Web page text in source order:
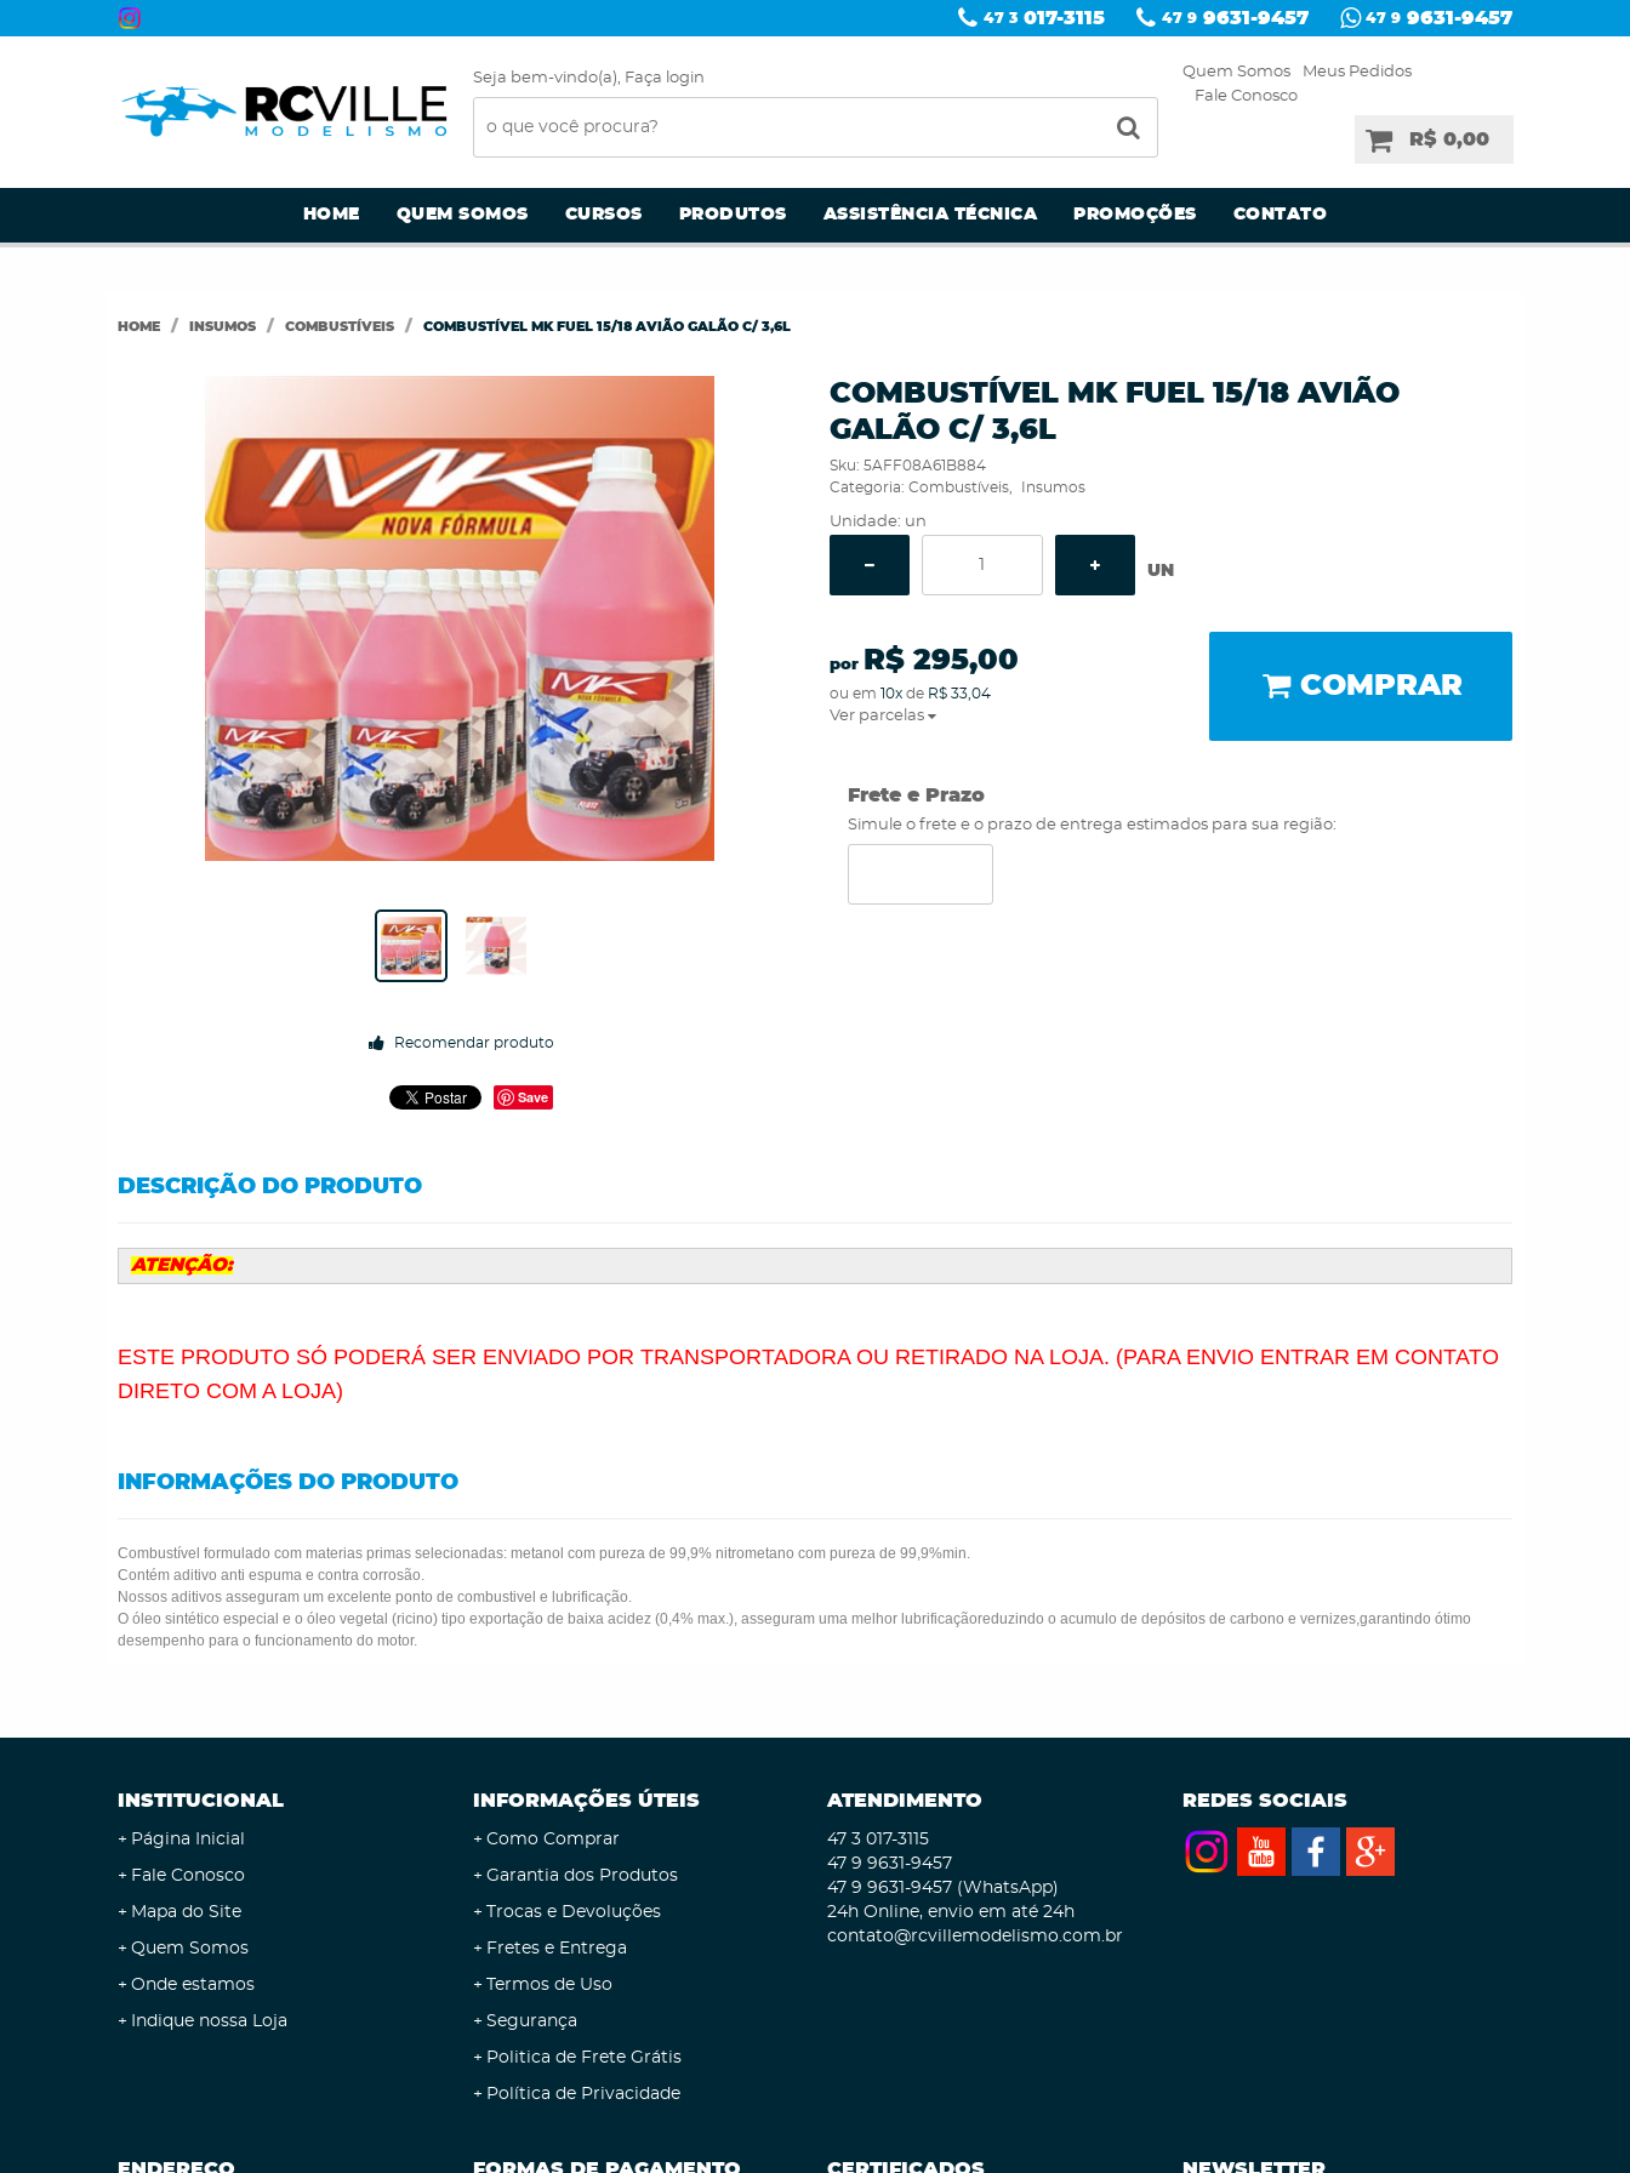
47 3 017-3115 47 9 9631-9457 47 9 9631-9457
Seja bem-vindo(a), Faça login Quem Somos
Meus Pedidos
Fale Conosco
R$ 0,00
HOME QUEM SOMOS CURSOS PRODUTOS ASSISTÊNCIA TÉCNICA PROMOÇÕES CONTATO
HOME INSUMOS COMBUSTÍVEIS COMBUSTÍVEL MK FUEL 15/18 AVIÃO GALÃO C/ 3,6L
Recomendar produto
Save
COMBUSTÍVEL MK FUEL 15/18 AVIÃO
GALÃO C/ 3,6L
Sku: 5AFF08A61B884
Categoria: Combustíveis Insumos
Unidade: un
UN
por R$ 295,00
ou em 10xde R$ 33,04
Ver parcelas
COMPRAR
Frete e Prazo
Simule o frete e o prazo de entrega estimados para sua região:
DESCRIÇÃO DO PRODUTO
ATENÇÃO:
ESTE PRODUTO SÓ PODERÁ SER ENVIADO POR TRANSPORTADORA OU RETIRADO NA LOJA. (PARA ENVIO ENTRAR EM CONTATO
DIRETO COM A LOJA)
INFORMAÇÕES DO PRODUTO
Combustível formulado com materias primas selecionadas: metanol com pureza de 99,9% nitrometano com pureza de 99,9%min.
Contém aditivo anti espuma e contra corrosão.
Nossos aditivos asseguram um excelente ponto de combustivel e lubrificação.
O óleo sintético especial e o óleo vegetal (ricino) tipo exportação de baixa acidez (0,4% max.), asseguram uma melhor lubrificaçãoreduzindo o acumulo de depósitos de carbono e vernizes,garantindo ótimo
desempenho para o funcionamento do motor.
INSTITUCIONAL
Página Inicial
Fale Conosco
Mapa do Site
Quem Somos
Onde estamos
Indique nossa Loja
INFORMAÇÕES ÚTEIS
Como Comprar
Garantia dos Produtos
Trocas e Devoluções
Fretes e Entrega
Termos de Uso
Segurança
Politica de Frete Grátis
Política de Privacidade
ATENDIMENTO
47 3 017-3115
47 9 9631-9457
47 9 9631-9457 (WhatsApp)
24h Online, envio em até 24h
contato@rcvillemodelismo.com.br
REDES SOCIAIS